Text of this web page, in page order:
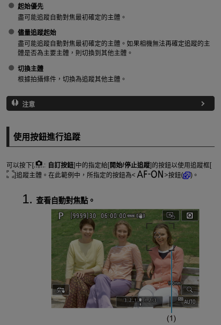
起始優先
盡可能追蹤自動對焦最初確定的主體。
儘量追蹤起始
盡可能追蹤自動對焦最初確定的主體。如果相機無法再確定追蹤的主
體是否為主要主體，則切換到其他主體。
切換主體
根據拍攝條件，切換為追蹤其他主體。
注意
使用按鈕進行追蹤
可以按下[ : 自訂按鈕]中的指定給[開始/停止追蹤]的按鈕以使用追蹤框[
]追蹤主體。在此範例中，所指定的按鈕為
按鈕( )。
查看自動對焦點。